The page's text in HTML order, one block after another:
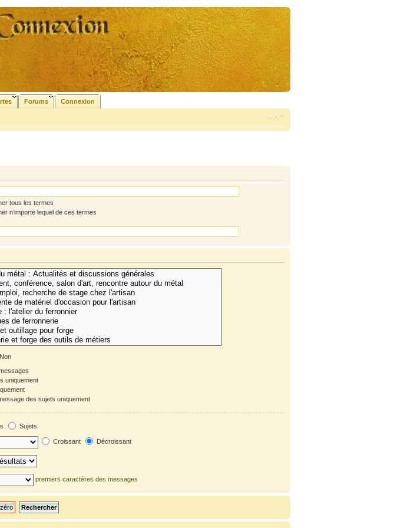
Forums Connexion
tous les termes
n’importe lequel de ces termes
Non
uniquement
des sujets uniquement
Sujets
Croissant Décroissant
premiers caractères des messages